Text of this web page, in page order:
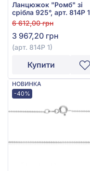
Ланцюжок "Ромб" зі
срібла 925°, арт. 814Р 1
6 612,00 грн
3 967,20 грн
(арт. 814Р 1)
Купити
НОВИНКА
-40%